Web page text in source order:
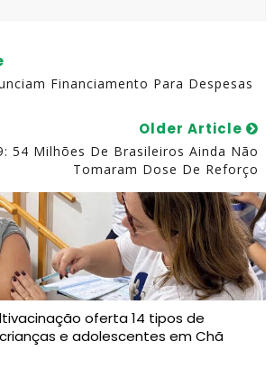
Financiamento Para Despesas
Older Article
54 Milhões De Brasileiros Ainda Não
Tomaram Dose De Reforço
oferta 14 tipos de
e adolescentes em Chã